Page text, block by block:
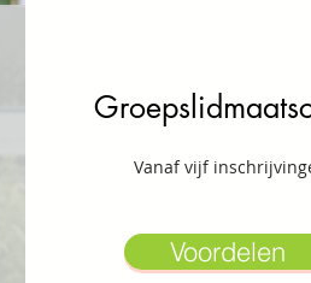
Vanaf vijf
Voordelen